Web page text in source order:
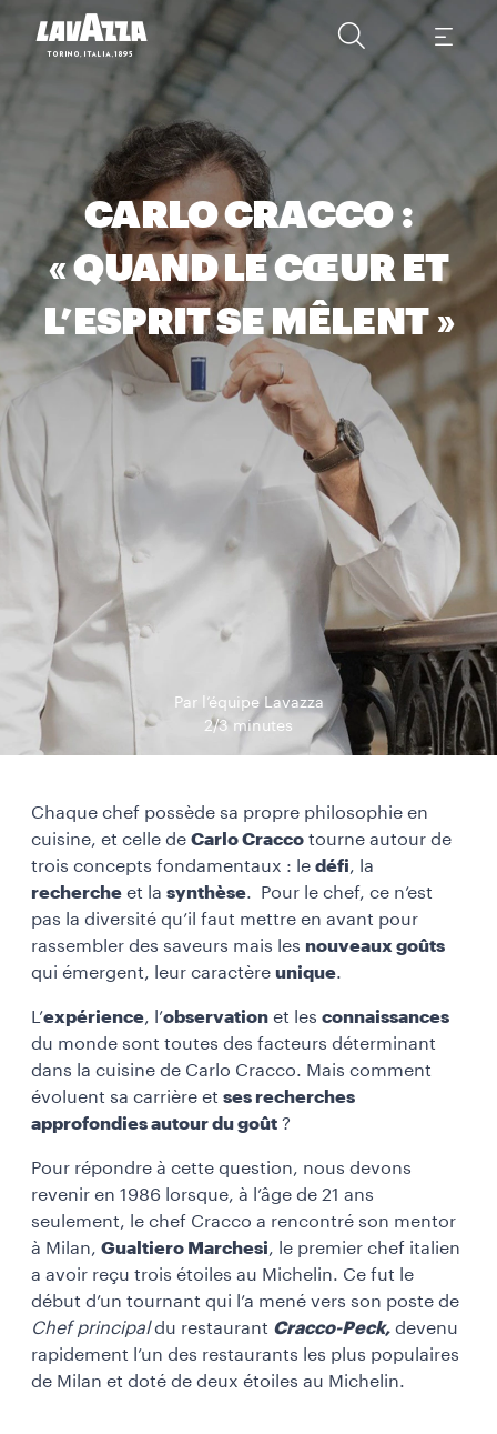
CARLO CRACCO :
« QUAND LE CŒUR ET
L’ESPRIT SE MÊLENT »
Par l’équipe Lavazza
2/3 minutes
Chaque chef possède sa propre philosophie en
cuisine, et celle de Carlo Cracco tourne autour de
trois concepts fondamentaux : le défi, la
recherche et la synthèse. Pour le chef, ce n’est
pas la diversité qu’il faut mettre en avant pour
rassembler des saveurs mais les nouveaux goûts
qui émergent, leur caractère unique.
L’expérience, l’observation et les connaissances
du monde sont toutes des facteurs déterminant
dans la cuisine de Carlo Cracco. Mais comment
évoluent sa carrière et ses recherches
approfondies autour du goût ?
Pour répondre à cette question, nous devons
revenir en 1986 lorsque, à l’âge de 21 ans
seulement, le chef Cracco a rencontré son mentor
à Milan, Gualtiero Marchesi, le premier chef italien
a avoir reçu trois étoiles au Michelin. Ce fut le
début d’un tournant qui l’a mené vers son poste de
Chef principaldu restaurant Cracco-Peck, devenu
rapidement l’un des restaurants les plus populaires
de Milan et doté de deux étoiles au Michelin.